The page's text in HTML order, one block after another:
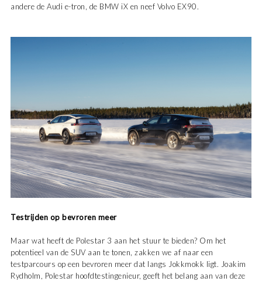
andere de Audi e-tron, de BMW iX en neef Volvo EX90.
Testrijden op bevroren meer
Maar wat heeft de Polestar 3 aan het stuur te bieden? Om het
potentieel van de SUV aan te tonen, zakken we af naar een
testparcours op een bevroren meer dat langs Jokkmokk ligt. Joakim
Rydholm, Polestar hoofdtestingenieur, geeft het belang aan van deze